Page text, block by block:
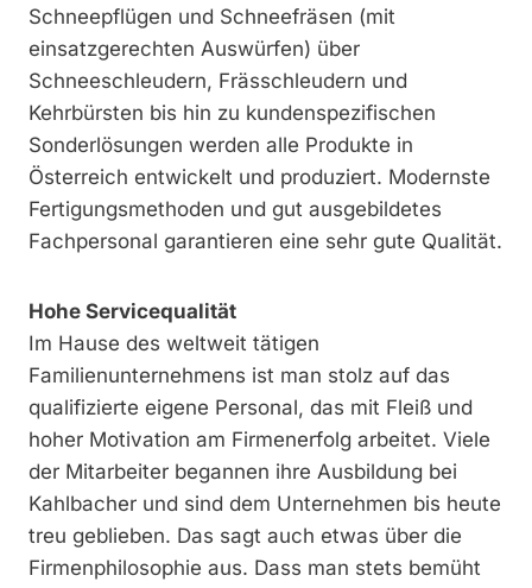
Schneepflügen und Schneefräsen (mit
einsatzgerechten Auswürfen) über
Schneeschleudern, Frässchleudern und
Kehrbürsten bis hin zu kundenspezifischen
Sonderlösungen werden alle Produkte in
Österreich entwickelt und produziert. Modernste
Fertigungsmethoden und gut ausgebildetes
Fachpersonal garantieren eine sehr gute Qualität.
Hohe Servicequalität
Im Hause des weltweit tätigen
Familienunternehmens ist man stolz auf das
qualifizierte eigene Personal, das mit Fleiß und
hoher Motivation am Firmenerfolg arbeitet. Viele
der Mitarbeiter begannen ihre Ausbildung bei
Kahlbacher und sind dem Unternehmen bis heute
treu geblieben. Das sagt auch etwas über die
Firmenphilosophie aus. Dass man stets bemüht